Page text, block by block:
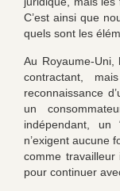
C’est ainsi que
quels sont les
Au Royaume-Uni,
contractant,
reconnaissance
un
indépendant, un
n’exigent aucune
comme travailleur
pour continuer